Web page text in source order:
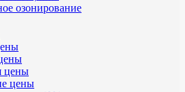
озонирование
цены
цены